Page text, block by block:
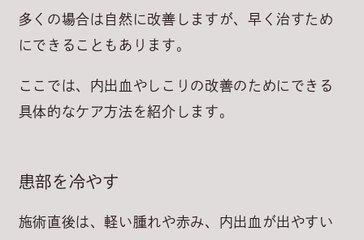
多くの場合は自然に改善しますが、早く治すため
にできることもあります。
ここでは、内出血やしこりの改善のためにできる
具体的なケア方法を紹介します。
患部を冷やす
施術直後は、軽い腫れや赤み、内出血が出やすい